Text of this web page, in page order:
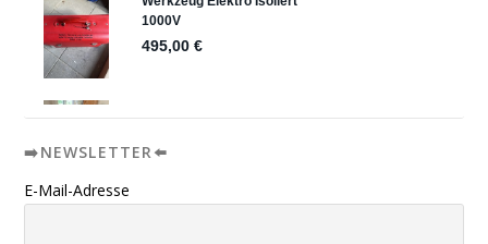
➡️NEWSLETTER⬅️
E-Mail-Adresse